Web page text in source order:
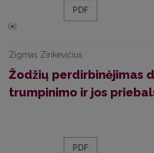
PDF
Zigmas Zinkevičius
Žodžių perdirbinėjimas
trumpinimo ir jos
PDF